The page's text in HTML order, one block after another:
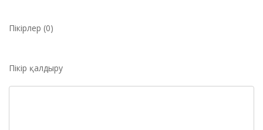
Пікірлер (0)
Пікір қалдыру